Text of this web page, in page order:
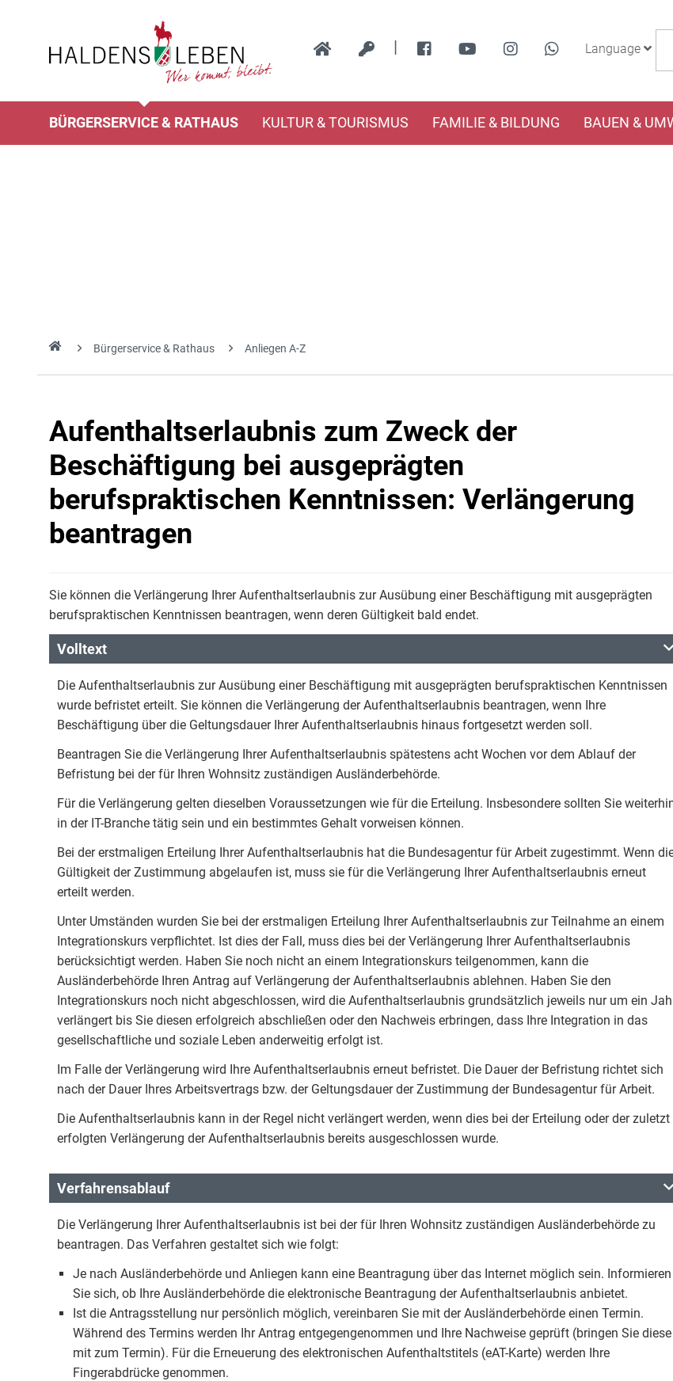
| Language
BÜRGERSERVICE & RATHAUS KULTUR & TOURISMUS FAMILIE & BILDUNG BAUEN &
Bürgerservice & Rathaus Anliegen A-Z
Aufenthaltserlaubnis zum Zweck der
Beschäftigung bei ausgeprägten
berufspraktischen Kenntnissen: Verlängerung
beantragen
Sie können die Verlängerung Ihrer Aufenthaltserlaubnis zur Ausübung einer Beschäftigung mit ausgeprägten
berufspraktischen Kenntnissen beantragen, wenn deren Gültigkeit bald endet.
Volltext
Die Aufenthaltserlaubnis zur Ausübung einer Beschäftigung mit ausgeprägten berufspraktischen Kenntnissen
wurde befristet erteilt. Sie können die Verlängerung der Aufenthaltserlaubnis beantragen, wenn Ihre
Beschäftigung über die Geltungsdauer Ihrer Aufenthaltserlaubnis hinaus fortgesetzt werden soll.
Beantragen Sie die Verlängerung Ihrer Aufenthaltserlaubnis spätestens acht Wochen vor dem Ablauf der
Befristung bei der für Ihren Wohnsitz zuständigen Ausländerbehörde.
Für die Verlängerung gelten dieselben Voraussetzungen wie für die Erteilung. Insbesondere sollten Sie
in der IT-Branche tätig sein und ein bestimmtes Gehalt vorweisen können.
Bei der erstmaligen Erteilung Ihrer Aufenthaltserlaubnis hat die Bundesagentur für Arbeit zugestimmt. Wenn
Gültigkeit der Zustimmung abgelaufen ist, muss sie für die Verlängerung Ihrer Aufenthaltserlaubnis erneut
erteilt werden.
Unter Umständen wurden Sie bei der erstmaligen Erteilung Ihrer Aufenthaltserlaubnis zur Teilnahme an einem
Integrationskurs verpflichtet. Ist dies der Fall, muss dies bei der Verlängerung Ihrer Aufenthaltserlaubnis
berücksichtigt werden. Haben Sie noch nicht an einem Integrationskurs teilgenommen, kann die
Ausländerbehörde Ihren Antrag auf Verlängerung der Aufenthaltserlaubnis ablehnen. Haben Sie den
Integrationskurs noch nicht abgeschlossen, wird die Aufenthaltserlaubnis grundsätzlich jeweils nur um ein
verlängert bis Sie diesen erfolgreich abschließen oder den Nachweis erbringen, dass Ihre Integration in das
gesellschaftliche und soziale Leben anderweitig erfolgt ist.
Im Falle der Verlängerung wird Ihre Aufenthaltserlaubnis erneut befristet. Die Dauer der Befristung richtet sich
nach der Dauer Ihres Arbeitsvertrags bzw. der Geltungsdauer der Zustimmung der Bundesagentur für Arbeit.
Die Aufenthaltserlaubnis kann in der Regel nicht verlängert werden, wenn dies bei der Erteilung oder der zuletzt
erfolgten Verlängerung der Aufenthaltserlaubnis bereits ausgeschlossen wurde.
Verfahrensablauf
Die Verlängerung Ihrer Aufenthaltserlaubnis ist bei der für Ihren Wohnsitz zuständigen Ausländerbehörde zu
beantragen. Das Verfahren gestaltet sich wie folgt:
Je nach Ausländerbehörde und Anliegen kann eine Beantragung über das Internet möglich sein. Informieren
Sie sich, ob Ihre Ausländerbehörde die elektronische Beantragung der Aufenthaltserlaubnis anbietet.
Ist die Antragsstellung nur persönlich möglich, vereinbaren Sie mit der Ausländerbehörde einen Termin.
Während des Termins werden Ihr Antrag entgegengenommen und Ihre Nachweise geprüft (bringen Sie diese
mit zum Termin). Für die Erneuerung des elektronischen Aufenthaltstitels (eAT-Karte) werden Ihre
Fingerabdrücke genommen.